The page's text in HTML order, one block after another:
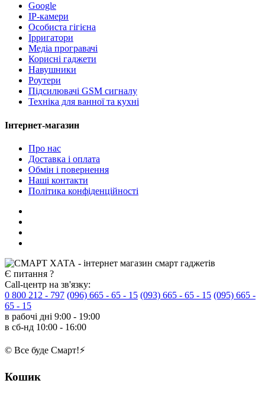
Google
IP-камери
Особиста гігієна
Ірригатори
Медіа програвачі
Корисні гаджети
Навушники
Роутери
Підсилювачі GSM сигналу
Техніка для ванної та кухні
Інтернет-магазин
Про нас
Доставка і оплата
Обмін і повернення
Наші контакти
Політика конфіденційності
Є питання ?
Call-центр на зв'язку:
0 800 212 - 797 (096) 665 - 65 - 15 (093) 665 - 65 - 15 (095) 665 -
65 - 15
в рабочі дні 9:00 - 19:00
в сб-нд 10:00 - 16:00
© Все буде Смарт!⚡️
Кошик